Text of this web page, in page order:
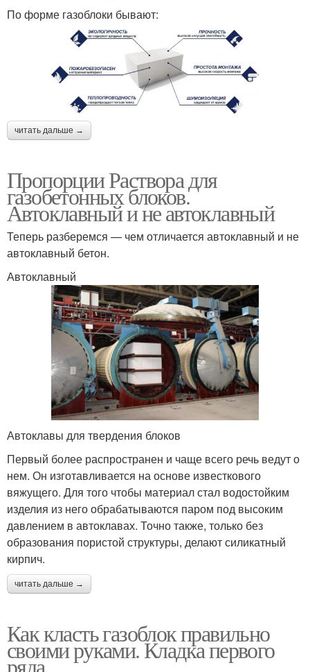
По форме газоблоки бывают:
читать дальше →
Пропорции Раствора для
газобетонных блоков.
Автоклавный и не автоклавный
Теперь разберемся — чем отличается автоклавный и не
автоклавный бетон.
Автоклавный
Автоклавы для твердения блоков
Первый более распространен и чаще всего речь ведут о
нем. Он изготавливается на основе известкового
вяжущего. Для того чтобы материал стал водостойким
изделия из него обрабатываются паром под высоким
давлением в автоклавах. Точно также, только без
образования пористой структуры, делают силикатный
кирпич.
читать дальше →
Как класть газоблок правильно
своими руками. Кладка первого
ряда